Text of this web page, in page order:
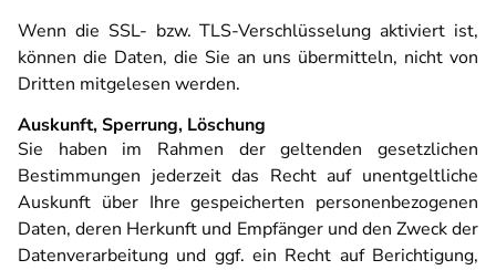
Wenn die SSL- bzw. TLS-Verschlüsselung aktiviert ist,
können die Daten, die Sie an uns übermitteln, nicht von
Dritten mitgelesen werden.
Auskunft, Sperrung, Löschung
Sie haben im Rahmen der geltenden gesetzlichen
Bestimmungen jederzeit das Recht auf unentgeltliche
Auskunft über Ihre gespeicherten personenbezogenen
Daten, deren Herkunft und Empfänger und den Zweck der
Datenverarbeitung und ggf. ein Recht auf Berichtigung,